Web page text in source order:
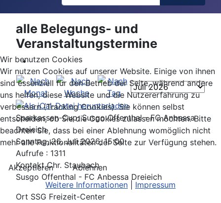
alle Belegungs- und
Veranstaltungstermine
Sparkassen-Cup: Susgo Offenthal - FC Anbessa
Dreieich
Sonntag, 26. Juli 2026, 15:00
Aufrufe : 1311
KontaktChr. Staubach
Susgo Offenthal - FC Anbessa Dreieich
Ort SSG Freizeit-Center
Wir benutzen Cookies
Wir nutzen Cookies auf unserer Website. Einige von ihnen
sind essenziell für den Betrieb der Seite, während andere
uns helfen, diese Website und die Nutzererfahrung zu
verbessern (Tracking Cookies). Sie können selbst
entscheiden, ob Sie die Cookies zulassen möchten. Bitte
beachten Sie, dass bei einer Ablehnung womöglich nicht
mehr alle Funktionalitäten der Seite zur Verfügung stehen.
Akzeptieren
Ablehnen
Weitere Informationen
Impressum